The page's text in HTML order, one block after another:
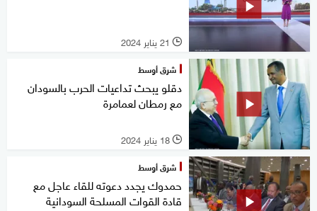
l 21 يناير 2024
شرق أوسط
دقلو يبحث تداعيات الحرب بالسودان
مع رمطان لعمامرة
l 18 يناير 2024
شرق أوسط
حمدوك يجدد دعوته للقاء عاجل مع
قادة القوات المسلحة السودانية